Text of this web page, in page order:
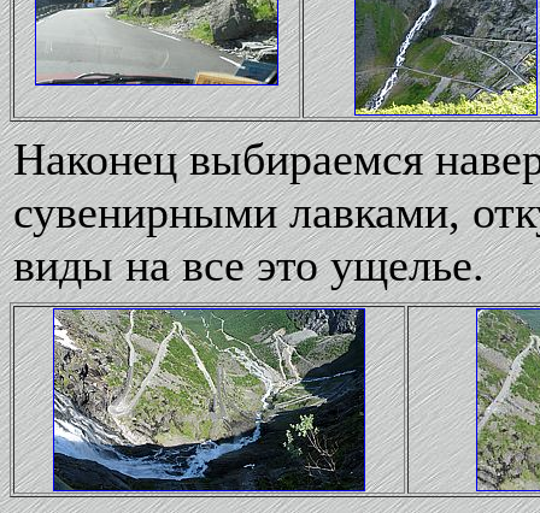
Наконец выбираемся
сувенирными лавками,
виды на все это ущелье.